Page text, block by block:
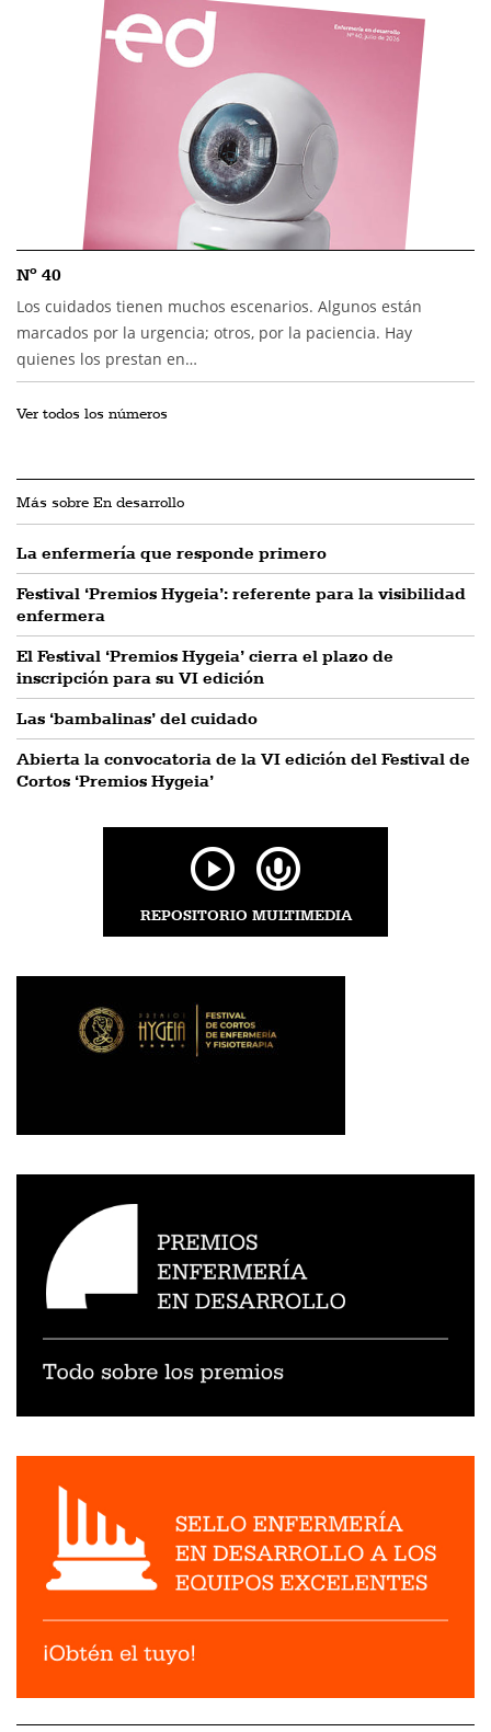
Nº 40
Los cuidados tienen muchos escenarios. Algunos están
marcados por la urgencia; otros, por la paciencia. Hay
quienes los prestan en…
Ver todos los números
Más sobre En desarrollo
La enfermería que responde primero
Festival ‘Premios Hygeia’: referente para la visibilidad
enfermera
El Festival ‘Premios Hygeia’ cierra el plazo de
inscripción para su VI edición
Las ‘bambalinas’ del cuidado
Abierta la convocatoria de la VI edición del Festival de
Cortos ‘Premios Hygeia’
REPOSITORIO MULTIMEDIA